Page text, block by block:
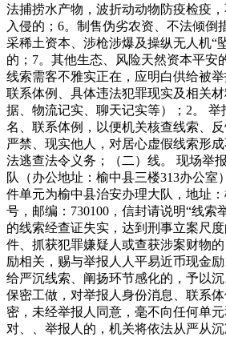
法捕捞水产物，波折动动物防疫检疫
入侵的；6。制售伪劣农资、不法倾倒
采稀土资本、涉枪涉爆及操纵无人机“
的；7。其他生态、风险天然资本平安
线索需客不雅实正在，应明白供给被举
联系体例、具体违法犯罪现实及相关
据、物流记实、聊天记实等）；2。 举
名、联系体例，以便机关核查线索、反
严禁、现实他人，对居心虚假线索形
法逃查法令义务；（二）线。 现场举
队（办公地址：榆中县三楼313办公室
件单元为榆中县治安办理大队，地址
号，邮编：730100，信封请说明“线索
的线索经查证失实，达到刑事立案尺
件、抓获犯罪嫌疑人或查获涉案财物
励相关，赐与举报人人平易近币现金
给严沉线索、阐扬环节感化的，予以
保密工做，对举报人身份消息、联系
密，未经举报人同意，毫不向任何单元
对、、举报人的，机关将依法从严从